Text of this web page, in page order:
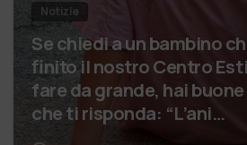
Notizie
Se chiedi a un bambino
finito il nostro Centro
fare da grande, hai
che ti risponda: “L’ani…